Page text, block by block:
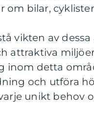
om bilar,
vikten av
attraktiva
inom detta
och utföra
unikt behov